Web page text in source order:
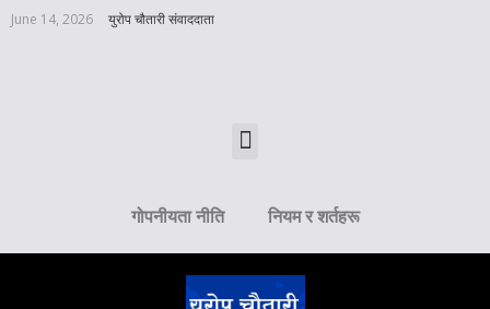
June 14, 2026 युरोप चौतारी संवाददाता
गोपनीयता नीति नियम र शर्तहरू